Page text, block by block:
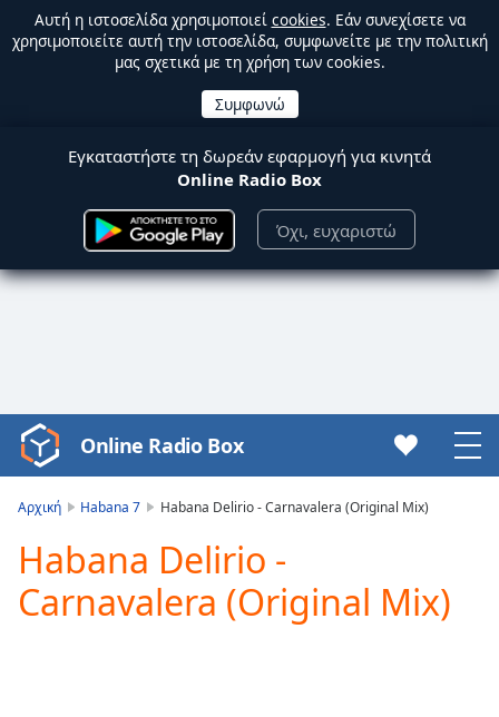
Αυτή η ιστοσελίδα χρησιμοποιεί cookies. Εάν συνεχίσετε να
χρησιμοποιείτε αυτή την ιστοσελίδα, συμφωνείτε με την πολιτική
μας σχετικά με τη χρήση των cookies.
Εγκαταστήστε τη δωρεάν εφαρμογή για κινητά
Online Radio Box
Όχι, ευχαριστώ
Video
Player
Play
Video
Play
Online Radio Box
Αρχική Habana 7 Habana Delirio - Carnavalera (Original Mix)
Habana Delirio -
Carnavalera (Original Mix)